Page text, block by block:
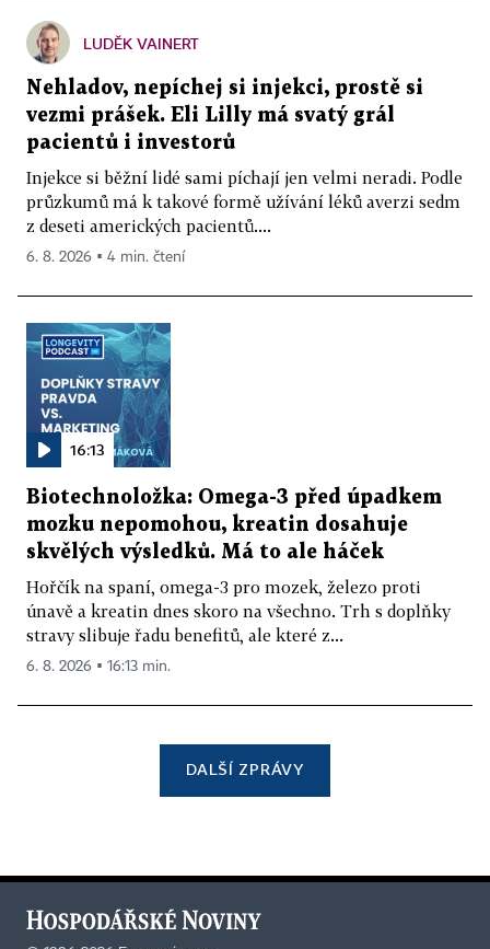
LUDĚK VAINERT
Nehladov, nepíchej si injekci, prostě si
vezmi prášek. Eli Lilly má svatý grál
pacientů i investorů
Injekce si běžní lidé sami píchají jen velmi neradi. Podle
průzkumů má k takové formě užívání léků averzi sedm
z deseti amerických pacientů....
6. 8. 2026 ▪ 4 min. čtení
16:13
Biotechnoložka: Omega-3 před úpadkem
mozku nepomohou, kreatin dosahuje
skvělých výsledků. Má to ale háček
Hořčík na spaní, omega-3 pro mozek, železo proti
únavě a kreatin dnes skoro na všechno. Trh s doplňky
stravy slibuje řadu benefitů, ale které z...
6. 8. 2026 ▪ 16:13 min.
DALŠÍ ZPRÁVY